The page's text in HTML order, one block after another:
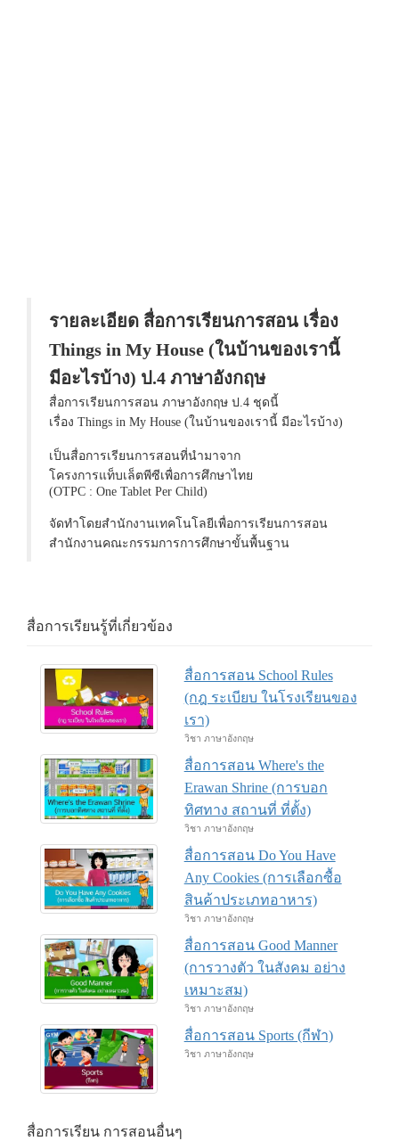
รายละเอียด สื่อการเรียนการสอน เรื่อง
Things in My House (ในบ้านของเรานี้
มีอะไรบ้าง) ป.4 ภาษาอังกฤษ
สื่อการเรียนการสอน ภาษาอังกฤษ ป.4 ชุดนี้
เรื่อง Things in My House (ในบ้านของเรานี้ มีอะไรบ้าง)
เป็นสื่อการเรียนการสอนที่นำมาจาก
โครงการแท็บเล็ตพีซีเพื่อการศึกษาไทย
(OTPC : One Tablet Per Child)
จัดทำโดยสำนักงานเทคโนโลยีเพื่อการเรียนการสอน
สำนักงานคณะกรรมการการศึกษาขั้นพื้นฐาน
สื่อการเรียนรู้ที่เกี่ยวข้อง
สื่อการสอน School Rules
(กฎ ระเบียบ ในโรงเรียนของ
เรา)
วิชา ภาษาอังกฤษ
สื่อการสอน Where's the
Erawan Shrine (การบอก
ทิศทาง สถานที่ ที่ตั้ง)
วิชา ภาษาอังกฤษ
สื่อการสอน Do You Have
Any Cookies (การเลือกซื้อ
สินค้าประเภทอาหาร)
วิชา ภาษาอังกฤษ
สื่อการสอน Good Manner
(การวางตัว ในสังคม อย่าง
เหมาะสม)
วิชา ภาษาอังกฤษ
สื่อการสอน Sports (กีฬา)
วิชา ภาษาอังกฤษ
สื่อการเรียน การสอนอื่นๆ